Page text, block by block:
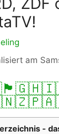
am
🏴󠁧󠁢󠁥󠁮󠁧󠁿🇬🇭
🇳🇿🇵🇦
-